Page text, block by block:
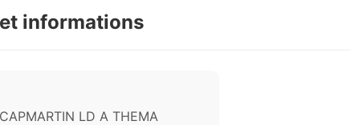
informations
LD A THEMA